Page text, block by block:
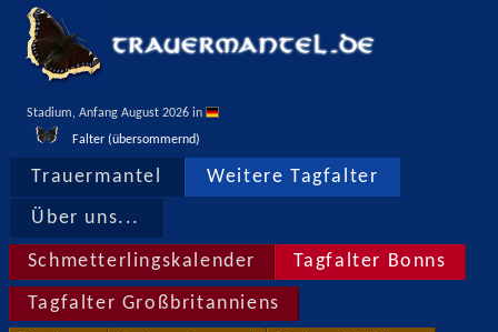
Stadium, Anfang August 2026 in
Falter (übersommernd)
Trauermantel Weitere Tagfalter
Über uns...
Schmetterlingskalender Tagfalter Bonns
Tagfalter Großbritanniens